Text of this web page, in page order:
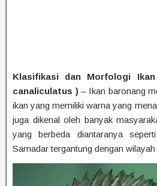
Klasifikasi dan Morfologi
canaliculatus ) – Ikan baronang
ikan yang memiliki warna yang
juga dikenal oleh banyak
yang berbeda diantaranya
Samadar tergantung dengan